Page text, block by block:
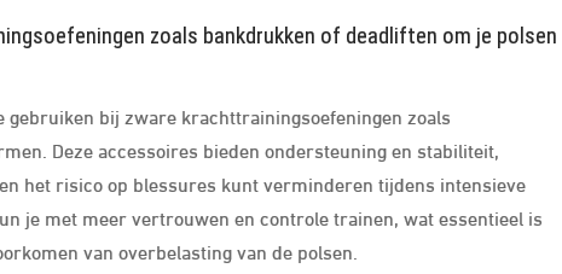
zoals bankdrukken of deadliften om je polsen
bij zware krachttrainingsoefeningen zoals
Deze accessoires bieden ondersteuning en stabiliteit,
het risico op blessures kunt verminderen tijdens intensieve
je met meer vertrouwen en controle trainen, wat essentieel is
van overbelasting van de polsen.